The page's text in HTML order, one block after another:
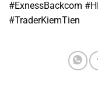
#ExnessBackcom
#TraderKiemTien